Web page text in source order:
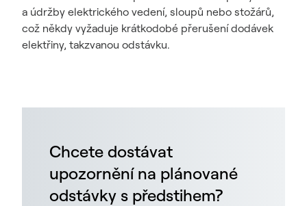
a údržby elektrického vedení, sloupů nebo stožárů,
což někdy vyžaduje krátkodobé přerušení dodávek
elektřiny, takzvanou odstávku.
Chcete dostávat
upozornění na plánované
odstávky s předstihem?